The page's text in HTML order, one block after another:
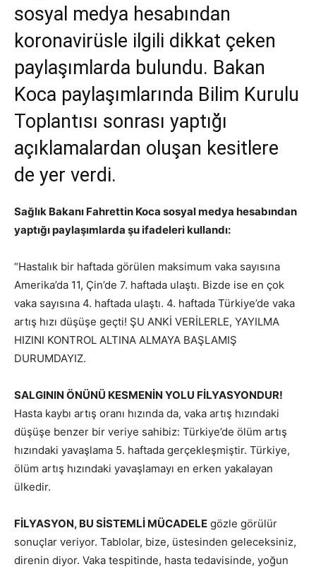
sosyal medya hesabından
koronavirüsle ilgili dikkat çeken
paylaşımlarda bulundu. Bakan
Koca paylaşımlarında Bilim Kurulu
Toplantısı sonrası yaptığı
açıklamalardan oluşan kesitlere
de yer verdi.
Sağlık Bakanı Fahrettin Koca sosyal medya hesabından
yaptığı paylaşımlarda şu ifadeleri kullandı:
“Hastalık bir haftada görülen maksimum vaka sayısına
Amerika’da 11, Çin’de 7. haftada ulaştı. Bizde ise en çok
vaka sayısına 4. haftada ulaştı. 4. haftada Türkiye’de vaka
artış hızı düşüşe geçti! ŞU ANKİ VERİLERLE, YAYILMA
HIZINI KONTROL ALTINA ALMAYA BAŞLAMIŞ
DURUMDAYIZ.
SALGININ ÖNÜNÜ KESMENİN YOLU FİLYASYONDUR!
Hasta kaybı artış oranı hızında da, vaka artış hızındaki
düşüşe benzer bir veriye sahibiz: Türkiye’de ölüm artış
hızındaki yavaşlama 5. haftada gerçekleşmiştir. Türkiye,
ölüm artış hızındaki yavaşlamayı en erken yakalayan
ülkedir.
FİLYASYON, BU SİSTEMLİ MÜCADELE gözle görülür
sonuçlar veriyor. Tablolar, bize, üstesinden geleceksiniz,
direnin diyor. Vaka tespitinde, hasta tedavisinde, yoğun